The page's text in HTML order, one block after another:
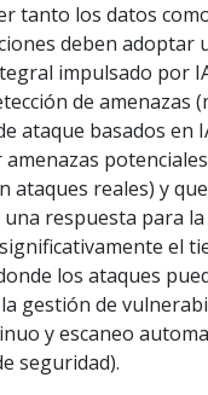
tanto los datos
deben adoptar
impulsado por
de amenazas
ataque basados en
ataques reales) y
una respuesta para
el
los ataques
gestión de
y escaneo
seguridad).